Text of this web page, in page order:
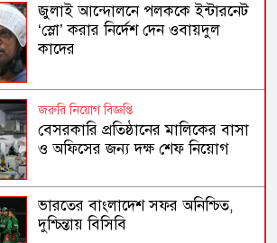
জুলাই আন্দোলনে পলককে ইন্টারনেট
‘স্লো’ করার নির্দেশ দেন ওবায়দুল
কাদের
জরুরি নিয়োগ বিজ্ঞপ্তি
বেসরকারি প্রতিষ্ঠানের মালিকের বাসা
ও অফিসের জন্য দক্ষ শেফ নিয়োগ
ভারতের বাংলাদেশ সফর অনিশ্চিত,
দুশ্চিন্তায় বিসিবি